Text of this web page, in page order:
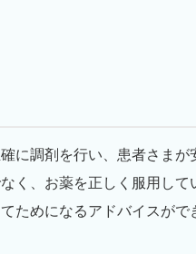
に調剤を行い、患者さま
く、お薬を正しく服用し
ためになるアドバイスが